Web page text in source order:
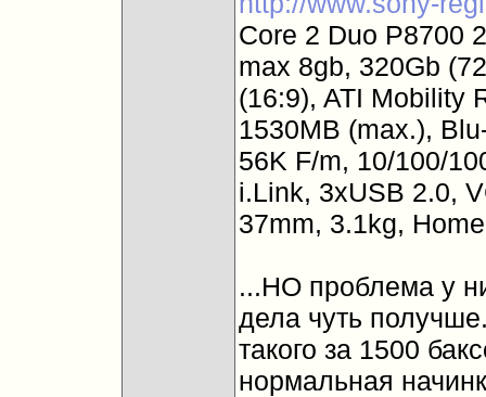
Core 2 Duo P8700
max 8gb, 320Gb
(16:9), ATI Mobility
1530MB (max.),
56K F/m, 10/100/
i.Link, 3xUSB 2.0,
37mm, 3.1kg,
...НО проблема у
дела чуть
такого за 1500
нормальная